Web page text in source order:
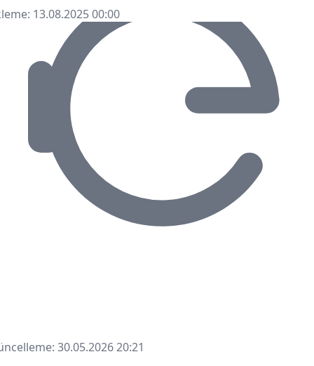
13.08.2025 00:00
30.05.2026 20:21